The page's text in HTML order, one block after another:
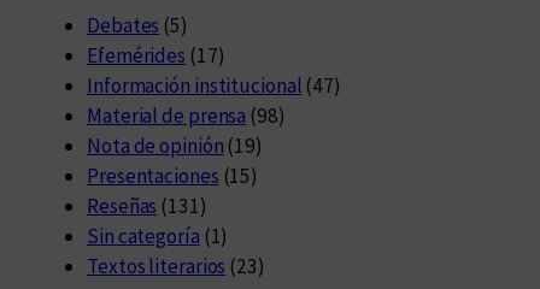
Debates (5)
Efemérides (17)
Información institucional (47)
Material de prensa (98)
Nota de opinión (19)
Presentaciones (15)
Reseñas (131)
Sin categoría (1)
Textos literarios (23)